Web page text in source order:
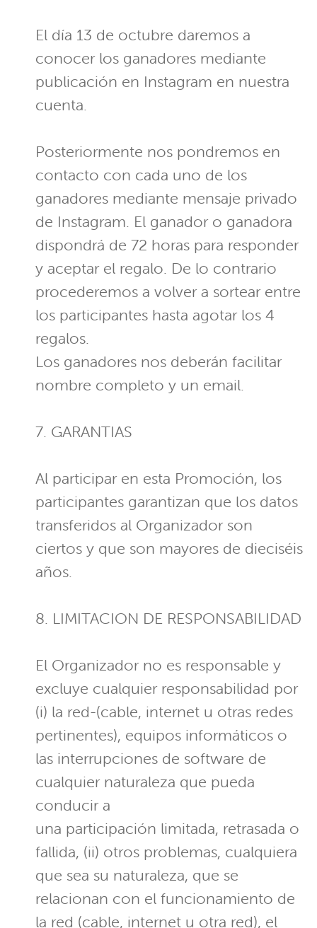
El día 13 de octubre daremos a
conocer los ganadores mediante
publicación en Instagram en nuestra
cuenta.
Posteriormente nos pondremos en
contacto con cada uno de los
ganadores mediante mensaje privado
de Instagram. El ganador o ganadora
dispondrá de 72 horas para responder
y aceptar el regalo. De lo contrario
procederemos a volver a sortear entre
los participantes hasta agotar los 4
regalos.
Los ganadores nos deberán facilitar
nombre completo y un email.
7. GARANTIAS
Al participar en esta Promoción, los
participantes garantizan que los datos
transferidos al Organizador son
ciertos y que son mayores de dieciséis
años.
8. LIMITACION DE RESPONSABILIDAD
El Organizador no es responsable y
excluye cualquier responsabilidad por
(i) la red-(cable, internet u otras redes
pertinentes), equipos informáticos o
las interrupciones de software de
cualquier naturaleza que pueda
conducir a
una participación limitada, retrasada o
fallida, (ii) otros problemas, cualquiera
que sea su naturaleza, que se
relacionan con el funcionamiento de
la red (cable, internet u otra red), el